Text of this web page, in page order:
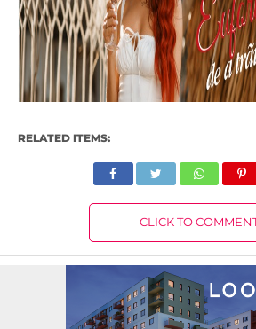
RELATED ITEMS:
CLICK TO